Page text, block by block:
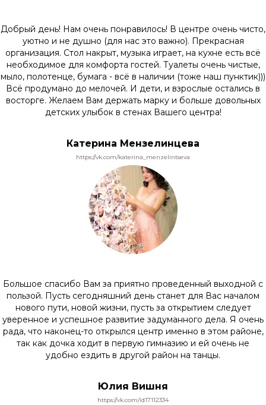
Добрый день! Нам очень понравилось! В центре очень чисто,
уютно и не душно (для нас это важно). Прекрасная
организация. Стол накрыт, музыка играет, на кухне есть всё
необходимое для комфорта гостей. Туалеты очень чистые,
мыло, полотенце, бумага - всё в наличии (тоже наш пунктик)))
Всё продумано до мелочей. И дети, и взрослые остались в
восторге. Желаем Вам держать марку и больше довольных
детских улыбок в стенах Вашего центра!
Катерина Мензелинцева
https://vk.com/katerina_menzelintseva
Большое спасибо Вам за приятно проведенный выходной с
пользой. Пусть сегодняшний день станет для Вас началом
нового пути, новой жизни, пусть за открытием следует
уверенное и успешное развитие задуманного дела. Я очень
рада, что наконец-то открылся центр именно в этом районе,
так как дочка ходит в первую гимназию и ей очень не
удобно ездить в другой район на танцы.
Юлия Вишня
https://vk.com/id17112334
+7 963 909-55-33
ВКонтакте Ин***грам
10:00 — 20:00
Воскресенье —
выходной
Адрес
ул. Щербакова, 13
Контакты
О центре
Расписание
Отзывы